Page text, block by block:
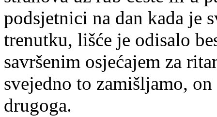
podsjetnici na dan kada je
trenutku, lišće je odisalo
savršenim osjećajem za
svejedno to zamišljamo,
drugoga.